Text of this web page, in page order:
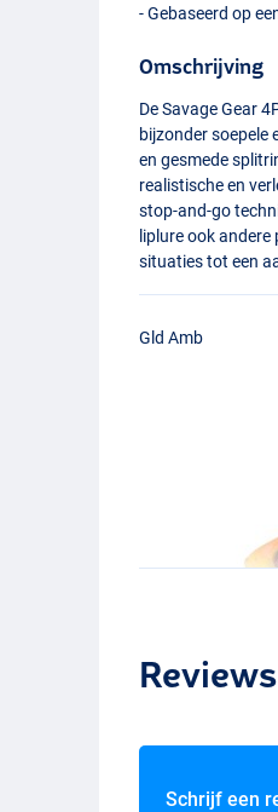
- Gebaseerd op
Omschrijving
De Savage Gear
bijzonder soepele
en gesmede
realistische en
stop-and-go
liplure ook
situaties tot een
Gld Amb
Reviews
Schrijf een